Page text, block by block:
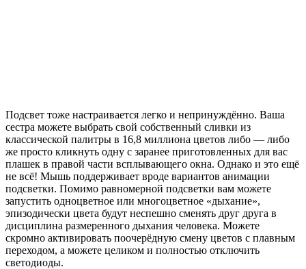
Подсвет тоже настраивается легко и непринуждённо. Ваша
сестра можете выбрать свой собственный сливки из
классической палитры в 16,8 миллиона цветов либо — либо
же просто кликнуть одну с заранее приготовленных для вас
плашек в правой части всплывающего окна. Однако и это ещё
не всё! Мышь поддерживает вроде вариантов анимации
подсветки. Помимо равномерной подсветки вам можете
запустить одноцветное или многоцветное «дыхание»,
эпизодически цвета будут неспешно сменять друг друга в
дисциплина размеренного дыхания человека. Можете
скромно активировать поочерёдную смену цветов с плавным
переходом, а можете целиком и полностью отключить
светодиоды.